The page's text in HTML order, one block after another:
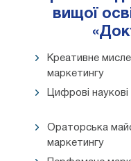
вищої
Креативне
маркетингу
Цифрові
Ораторська
маркетингу